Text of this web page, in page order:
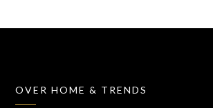
OVER HOME & TRENDS